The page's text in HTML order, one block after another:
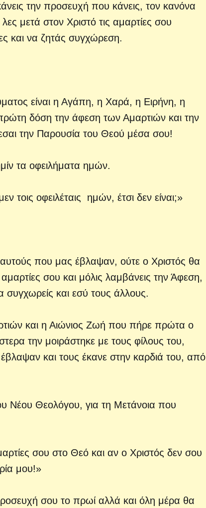
την προσευχή που κάνεις, τον κανόνα
μετά στον Χριστό τις αμαρτίες σου
και να ζητάς συγχώρεση.
είναι η Αγάπη, η Χαρά, η Ειρήνη, η
δόση την άφεση των Αμαρτιών και την
την Παρουσία του Θεού μέσα σου!
τα οφειλήματα ημών.
τοις οφειλέταις ημών, έτσι δεν είναι;»
που μας έβλαψαν, ούτε ο Χριστός θα
σου και μόλις λαμβάνεις την Άφεση,
συγχωρείς και εσύ τους άλλους.
και η Αιώνιος Ζωή που πήρε πρώτα ο
την μοιράστηκε με τους φίλους του,
και τους έκανε στην καρδιά του, από
Νέου Θεολόγου, για τη Μετάνοια που
σου στο Θεό και αν ο Χριστός δεν σου
μου!»
σου το πρωί αλλά και όλη μέρα θα